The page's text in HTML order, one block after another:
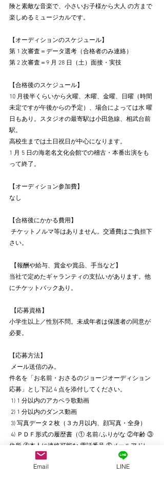
険と素敵な音楽で、小さいお子様から大人 の方まで
楽しめるミュージカルです。
【オーディションのスケジュール】
第 1 次審査＝データ選考（合格者のみ連絡）
第 2 次審査＝9 月 28 日（土）面接・実技
【合格後のスケジュール】
10 月後半くらいから火曜、木曜、金曜、日曜（時間
未定ですが午後からの予定）、場合によっては水 曜
日もあり。スタジオの最寄駅は小田急線、相武台前
駅。
高校生までは土日祝日が中心になります。
1 月 5 日の海老名文化会館での稽古・本番出演をも
って終了。
【オーディション参加費】
なし
【合格後にかかる費用】
さい。
【報酬や給与、賞金や賞品、手当など】
当社で定めたギャランティの支払いがあります。他
にチケットバックあり。
【応募資格】
小学生以上／性別不問。未成年者は保護者の同意が
必要。
【応募方法】
メール送信のみ。
件名を「お名前・おさるのジョージオーディション
応募」とし下記 4 点を添付してください。
1) 1 分以内のアカペラ歌動画
2) 1 分以内のダンス動画
3) 写真データ２枚（３カ月以内、顔写真・全身）
住所 ④本人に連絡可能な 電話番号 ⑤メールアドレ
ス ⑥舞台レッスン歴 ⑦志望動機  ⑧未成年者は保護
者の同意文）
Email LINE